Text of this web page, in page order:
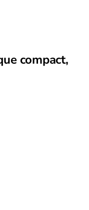
compact,